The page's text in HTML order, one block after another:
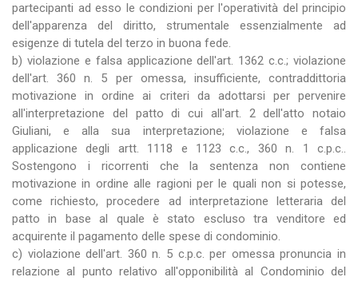
partecipanti ad esso le condizioni per l'operatività del principio
dell'apparenza del diritto, strumentale essenzialmente ad
esigenze di tutela del terzo in buona fede.
b) violazione e falsa applicazione dell'art. 1362 c.c.; violazione
dell'art. 360 n. 5 per omessa, insufficiente, contraddittoria
motivazione in ordine ai criteri da adottarsi per pervenire
all'interpretazione del patto di cui all'art. 2 dell'atto notaio
Giuliani, e alla sua interpretazione; violazione e falsa
applicazione degli artt. 1118 e 1123 c.c., 360 n. 1 c.p.c..
Sostengono i ricorrenti che la sentenza non contiene
motivazione in ordine alle ragioni per le quali non si potesse,
come richiesto, procedere ad interpretazione letteraria del
patto in base al quale è stato escluso tra venditore ed
acquirente il pagamento delle spese di condominio.
c) violazione dell'art. 360 n. 5 c.p.c. per omessa pronuncia in
relazione al punto relativo all'opponibilità al Condominio del